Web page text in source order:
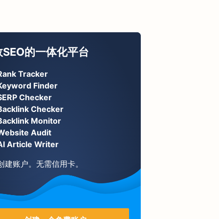
SEO的一体化平台
Tracker
Finder
Checker
Checker
Monitor
Audit
Article Writer
建账户。无需信用卡。